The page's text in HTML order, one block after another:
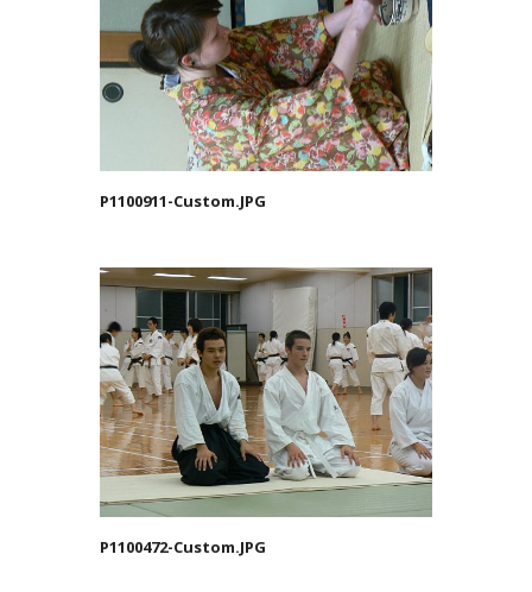
P1100911-Custom.JPG
P1100472-Custom.JPG